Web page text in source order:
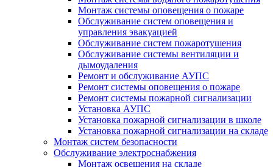
Монтаж системы оповещения о пожаре
Обслуживание систем оповещения и
управления эвакуацией
Обслуживание систем пожаротушения
Обслуживание системы вентиляции и
дымоудаления
Ремонт и обслуживание АУПС
Ремонт системы оповещения о пожаре
Ремонт системы пожарной сигнализации
Установка АУПС
Установка пожарной сигнализации в школе
Установка пожарной сигнализации на складе
Монтаж систем безопасности
Обслуживание электроснабжения
Монтаж освещения на складе